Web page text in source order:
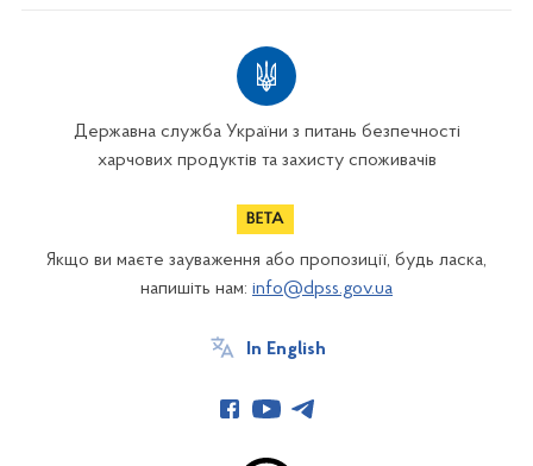
Державна служба України з питань безпечності
харчових продуктів та захисту споживачів
Якщо ви маєте зауваження або пропозиції, будь ласка,
напишіть нам: info@dpss.gov.ua
In English